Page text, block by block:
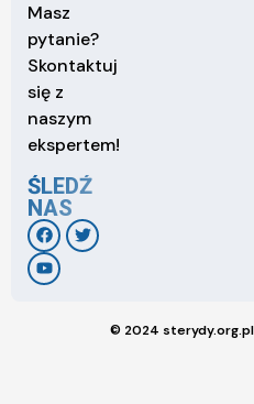
Masz
pytanie?
Skontaktuj
się z
naszym
ekspertem!
ŚLEDŹ
NAS
© 2024